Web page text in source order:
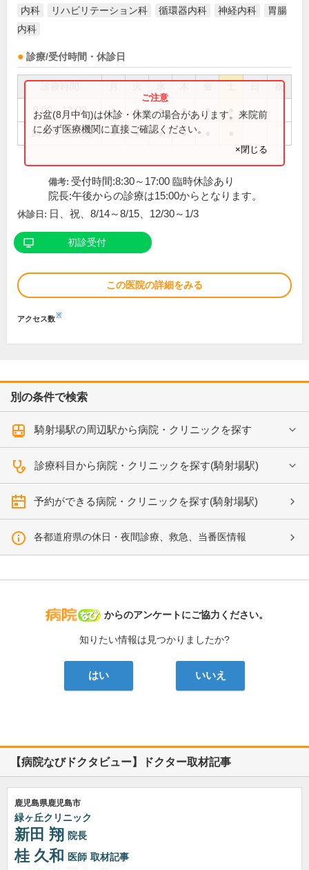
内科 リハビリテーション科 循環器内科 神経内科
胃腸
内科
診療/受付時間・休診日
祝
9:00～13:00 ● ● ● ● ●
14:00～18:00 ● ● ● ●
お盆(8月中旬)は休診・休業の場合があります。来院前
に必ず医療機関に直接ご確認ください。
×閉じる
備考: 受付時間:8:30～17:00 臨時休診あり
院長:午後からの診療は15:00からとなります。
休診日: 日、祝、8/14～8/15、12/30～1/3
初診受付
この医院の詳細をみる
アクセス数※
別の条件で検索
騎射場駅の周辺駅から病院・クリニックを探す
診療科目から病院・クリニックを探す(騎射場駅)
予約ができる病院・クリニックを探す(騎射場駅)
各都道府県の休日・夜間診療、救急、当番医情報
病院なび
からのアンケートにご協力ください。
知りたい情報は見つかりましたか?
はい いいえ
【病院なびドクタビュー】ドクター取材記事
鹿児島県鹿児島市
緑ヶ丘クリニック
新田 翔 院長
桂 久和 医師 取材記事